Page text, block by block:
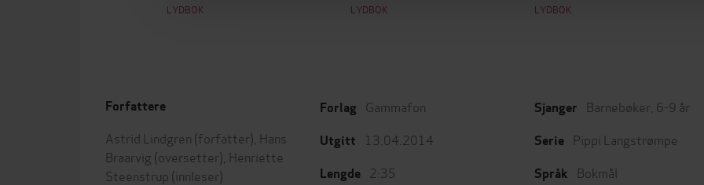
LYDBOK LYDBOK LYDBOK
Forfattere
Astrid Lindgren (forfatter), Hans
Braarvig (oversetter), Henriette
Steenstrup (innleser)
Forlag Gammafon
Utgitt 13.04.2014
Lengde 2:35
Sjanger Barnebøker 6-9 år
Serie Pippi Langstrømpe
Språk Bokmål